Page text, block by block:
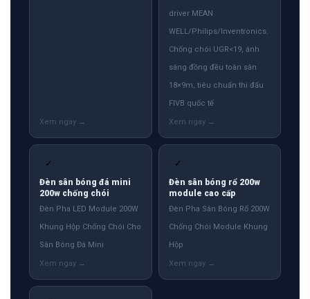
driver MEAN
WELL/Philips/Inventronics.
Chống chói UGR<19, ánh
sáng đồng đều toàn sân
18×9m, tiêu chuẩn thi đấu
FIVB quốc tế
✓
Đèn sân bóng đá mini
200w chống chói
Đèn Pha LED Module 200W
Khung Hộp Chống Chói Cho
Sân Bóng Đá Mini
✓
Đèn sân bóng rổ 200w
module cao cấp
Đèn Pha Sân Bóng Rổ 200W
Chống Chói Module Khung
Hộp